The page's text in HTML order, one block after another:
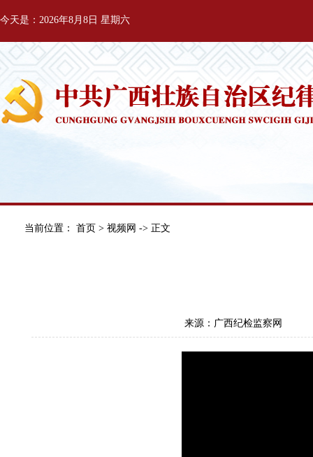
今天是：2026年8月8日 星期六
当前位置： 首页 > 视频网 -> 正文
来源：广西纪检监察网